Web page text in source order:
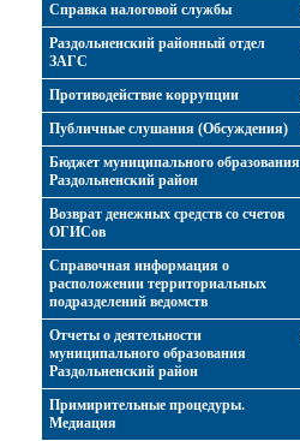
Справка налоговой службы
Раздольненский районный отдел
ЗАГС
Противодействие коррупции
Публичные слушания (Обсуждения)
Бюджет муниципального образования
Раздольненский район
Возврат денежных средств со счетов
ОГИСов
Справочная информация о
расположении территориальных
подразделений ведомств
Отчеты о деятельности
муниципального образования
Раздольненский район
Примирительные процедуры.
Медиация